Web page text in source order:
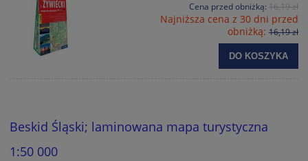
Cena przed obniżką: 16,19 zł
Najniższa cena z 30 dni przed
obniżką: 16,19 zł
DO KOSZYKA
Beskid Śląski; laminowana mapa turystyczna
1:50 000